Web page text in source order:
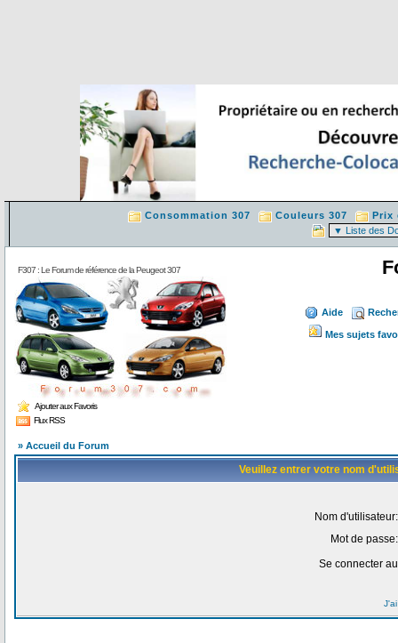
Consommation 307 Couleurs 307 Prix
F307 : Le Forum de référence de la Peugeot 307
Ajouter aux Favoris
Flux RSS
Aide
Mes sujets
» Accueil du Forum
Veuillez entrer votre nom
Nom d'utilisateur:
Mot de passe:
Se connecter